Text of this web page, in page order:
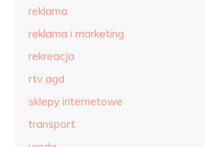
reklama
reklama i marketing
rekreacja
rtv agd
sklepy internetowe
transport